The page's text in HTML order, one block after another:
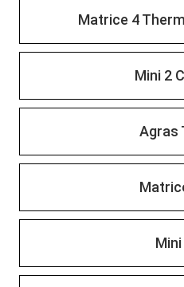
Matrice 4
Mini 2
Agras